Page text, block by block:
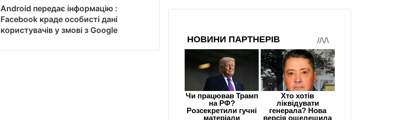
Android передає інформацію :
Facebook краде особисті дані
користувачів у змові з Google